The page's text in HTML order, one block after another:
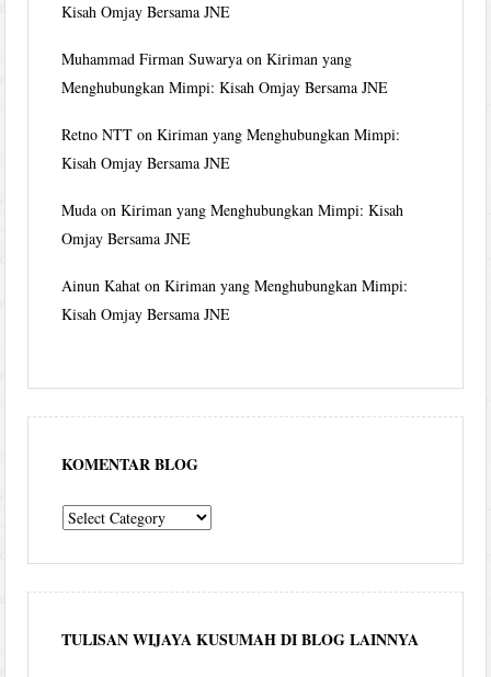
Kisah Omjay Bersama JNE
Muhammad Firman Suwarya onKiriman yang
Menghubungkan Mimpi: Kisah Omjay Bersama JNE
Retno NTT onKiriman yang Menghubungkan Mimpi:
Kisah Omjay Bersama JNE
Muda onKiriman yang Menghubungkan Mimpi: Kisah
Omjay Bersama JNE
Ainun Kahat onKiriman yang Menghubungkan Mimpi:
Kisah Omjay Bersama JNE
KOMENTAR BLOG
komentar
TULISAN WIJAYA KUSUMAH DI BLOG LAINNYA